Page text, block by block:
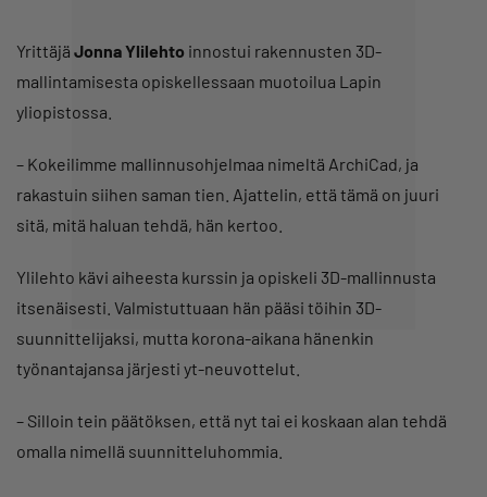
Yrittäjä Jonna Ylilehto innostui rakennusten 3D-
mallintamisesta opiskellessaan muotoilua Lapin
yliopistossa.
– Kokeilimme mallinnusohjelmaa nimeltä ArchiCad, ja
rakastuin siihen saman tien. Ajattelin, että tämä on juuri
sitä, mitä haluan tehdä, hän kertoo.
Ylilehto kävi aiheesta kurssin ja opiskeli 3D-mallinnusta
itsenäisesti. Valmistuttuaan hän pääsi töihin 3D-
suunnittelijaksi, mutta korona-aikana hänenkin
työnantajansa järjesti yt-neuvottelut.
– Silloin tein päätöksen, että nyt tai ei koskaan alan tehdä
omalla nimellä suunnitteluhommia.